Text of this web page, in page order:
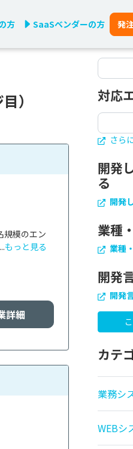
方 SaaSベンダーの方 発
）
規模のエン
もっと見る
詳細
対応
さら
開発
る
開発
業種
業種
開発
開発
カテ
業務シ
WEBシ